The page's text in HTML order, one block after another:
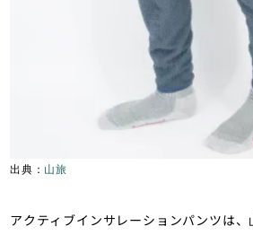
出典： 山旅
アクティブインサレーションパンツは